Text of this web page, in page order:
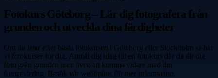
Fotokurs Göteborg – Lär dig fotografera från
grunden och utveckla dina färdigheter
Om du letar efter bästa fotokursen i Göteborg eller Stockholm så har
vi fotokurser för dig. Anmäl dig idag till en fotokurs där du lär dig
foto grån grunden men även att komma vidare med din
fotografering. Besök vår webbplats för mer information.